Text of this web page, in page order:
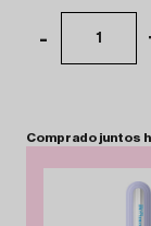
- 1
Comprado juntos